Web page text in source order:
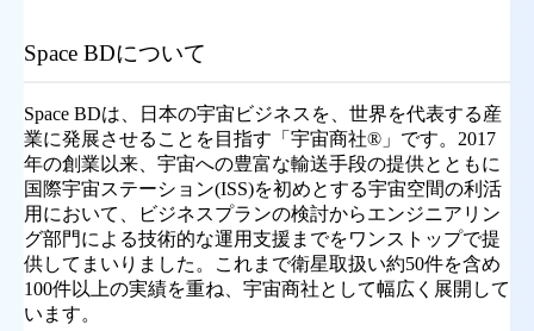
Space BDについて
Space BDは、日本の宇宙ビジネスを、世界を代表する産
業に発展させることを目指す「宇宙商社®」です。2017
年の創業以来、宇宙への豊富な輸送手段の提供とともに
国際宇宙ステーション(ISS)を初めとする宇宙空間の利活
用において、ビジネスプランの検討からエンジニアリン
グ部門による技術的な運用支援までをワンストップで提
供してまいりました。これまで衛星取扱い約50件を含め
100件以上の実績を重ね、宇宙商社として幅広く展開して
います。